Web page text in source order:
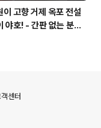
이 고향 거제 옥포 전설
야호! - 간판 없는 분식
센터